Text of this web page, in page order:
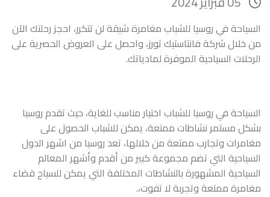
السياحة في روسيا للشباب مغامرة شيقة لن تتكرر، احجز رحلتك الآن
من خلال شركة فانتاستيك تورز، واحصل على العروض الحصرية على
الرحلات السياحية الموفرة لمادياتك.
السياحة في روسيا للشباب اختيار مناسب للغاية، حيث تقدم روسيا
بشكل مستمر نشاطات ممتعة، يمكن للشباب الحصول على
مغامرات وتجارب ممتعة من خلالها، تعد روسيا من اشهر الدول
السياحية التي تضم مجموعة كبير من أقدم وأشهر المعالم
السياحية المشهورة بالنشاطات المختلفة التي يمكن للسياح قضاء
مغامرة ممتعة وتجربة لا تفوت،.